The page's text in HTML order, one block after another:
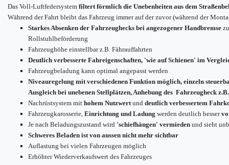
Das Voll-Luftfedersystem filtert förmlich die Unebenheiten aus dem
Während der Fahrt bleibt das Fahrzeug immer auf der zuvor (während der
Starkes Absenken der Fahrzeughecks bei angezogener Handbremse
Rollstuhlbeförderung
Fahrzeughöhe einstellbar z.B. Fährauffahrten
Deutlich verbesserte Fahreigenschaften, 'wie auf Schienen' im
Fahrzeugbeladung kann optimal angepasst werden
Niveauregelung mit verschiedenen Funktion möglich, einzeln
Ausgleich bei unebenen Stellplätzen, Anhebung des Fahrzeugheck
Nachrüstsystem mit hohem Nutzwert und deutlich verbessertem
Fahrzeugkarosserie, Einrichtung und Ladung werden deutlich besser
Je nach Beladungszustand wird 'schiefhängen' vermieden und sieht
Schweres Beladen ist von aussen nicht mehr sichtbar
Auflastung bei vielen Fahrzeugen möglich
Erhöhter Wiederverkaufswert des Fahrzeuges